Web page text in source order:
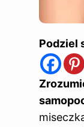
Podziel